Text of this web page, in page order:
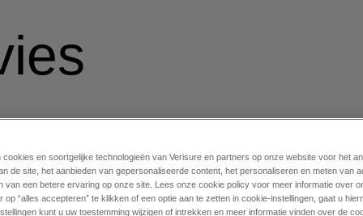
de veiligheid van je bedrijf te waarborgen. Hier vind je tips
cookies en soortgelijke technologieën van Verisure en partners op onze website voor het
de site, het aanbieden van gepersonaliseerde content, het personaliseren en meten van
van een betere ervaring op onze site. Lees onze cookie policy voor meer informatie over
op “alles accepteren” te klikken of een optie aan te zetten in cookie-instellingen, gaat u
kunt u uw toestemming wijzigen of intrekken en meer informatie vinden over de